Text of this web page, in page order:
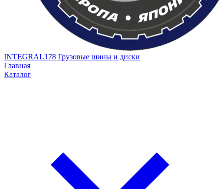
INTEGRAL178 Грузовые шины и диски
Главная
Каталог